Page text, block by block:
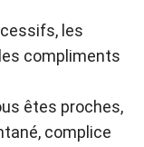
les
compliments
êtes proches,
complice